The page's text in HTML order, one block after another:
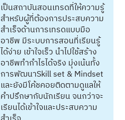
เป็นสถาบันสอนเทรดที่ให้ความรู้
สำหรับผู้ที่ต้องการประสบความ
สำเร็จด้านการเทรดแบบมือ
อาชีพ มีระบบการสอนที่เรียนรู้
ได้ง่าย เข้าใจเร็ว นำไปใช้สร้าง
อาชีพทำกำไรได้จริง มุ่งเน้นทั้ง
การพัฒนาSkill set & Mindset
และยังมีโค้ชคอยติดตามดูแลให้
คำปรึกษากับนักเรียน จนกว่าจะ
เรียนได้เข้าใจและประสบความ